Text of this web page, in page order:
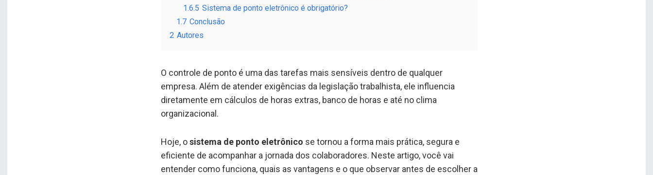
1.6.5 Sistema de ponto eletrônico é obrigatório?
1.7 Conclusão
2 Autores
O controle de ponto é uma das tarefas mais sensíveis dentro de qualquer
empresa. Além de atender exigências da legislação trabalhista, ele influencia
diretamente em cálculos de horas extras, banco de horas e até no clima
organizacional.
Hoje, osistema de ponto eletrônico se tornou a forma mais prática, segura e
eficiente de acompanhar a jornada dos colaboradores. Neste artigo, você vai
entender como funciona, quais as vantagens e o que observar antes de escolher a